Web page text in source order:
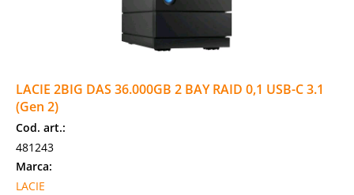
LACIE 2BIG DAS 36.000GB 2 BAY RAID 0,1 USB-C 3.1
(Gen 2)
Cod. art.:
481243
Marca:
LACIE